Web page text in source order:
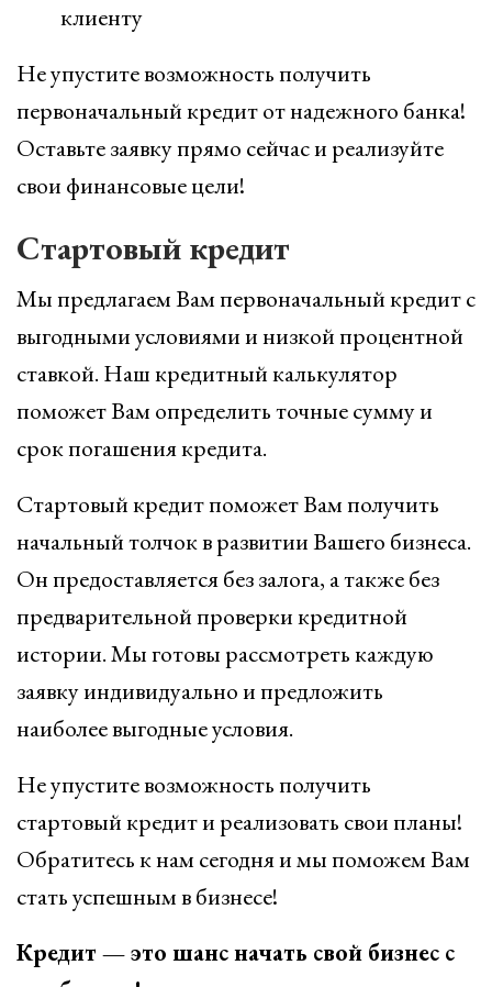
клиенту
Не упустите возможность получить
первоначальный кредит от надежного банка!
Оставьте заявку прямо сейчас и реализуйте
свои финансовые цели!
Стартовый кредит
Мы предлагаем Вам первоначальный кредит с
выгодными условиями и низкой процентной
ставкой. Наш кредитный калькулятор
поможет Вам определить точные сумму и
срок погашения кредита.
Стартовый кредит поможет Вам получить
начальный толчок в развитии Вашего бизнеса.
Он предоставляется без залога, а также без
предварительной проверки кредитной
истории. Мы готовы рассмотреть каждую
заявку индивидуально и предложить
наиболее выгодные условия.
Не упустите возможность получить
стартовый кредит и реализовать свои планы!
Обратитесь к нам сегодня и мы поможем Вам
стать успешным в бизнесе!
Кредит — это шанс начать свой бизнес с